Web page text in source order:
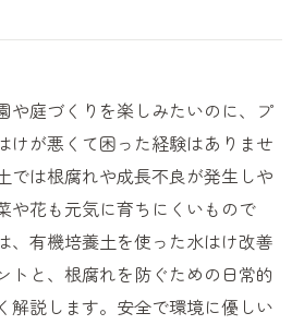
や庭づくりを楽しみたいのに、プ
けが悪くて困った経験はありませ
では根腐れや成長不良が発生しや
や花も元気に育ちにくいもので
、有機培養土を使った水はけ改善
トと、根腐れを防ぐための日常的
解説します。安全で環境に優しい